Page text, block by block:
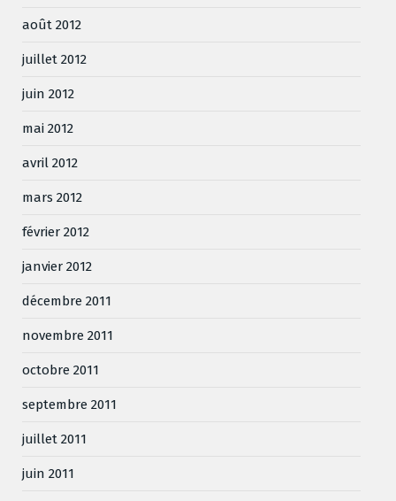
août 2012
juillet 2012
juin 2012
mai 2012
avril 2012
mars 2012
février 2012
janvier 2012
décembre 2011
novembre 2011
octobre 2011
septembre 2011
juillet 2011
juin 2011